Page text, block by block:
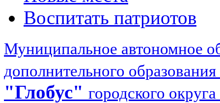
Воспитать патриотов
Муниципальное автономное
дополнительного образования
"Глобус" городского